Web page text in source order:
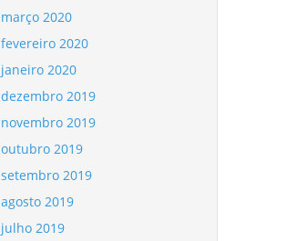
março 2020
fevereiro 2020
janeiro 2020
dezembro 2019
novembro 2019
outubro 2019
setembro 2019
agosto 2019
julho 2019